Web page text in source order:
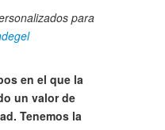
para
en el que la
un valor de
Tenemos la